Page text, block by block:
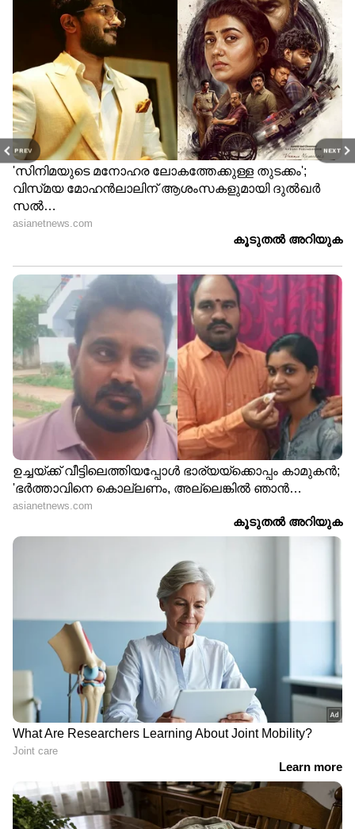
PREV NEXT
ദിവസവും കഞ്ഞിവെള്ളം
കുടിക്കുന്നതിന്റെ 5
ആരോഗ്യ ഗുണങ്ങൾ
അമിതമായി ഈ
ഭക്ഷണങ്ങൾ കഴിക്കുന്നത്
വൃക്കകൾ തകരാറിലാവാൻ
കാരണമാകും
സഹായിക്കുന്ന ആറ്
പാനീയങ്ങൾ
ഗത്തിലാക്കുന്നതിന്
സഹായിക്കുന്ന മുട്ട
കൊണ്ടുള്ള ഹെയർ
പാക്കുകൾ
വാഹനമോടിച്ചു;ഇന്‍ഫ്ലുവന്‍സര്‍
ഹെലന്‍ ഓഫ് സ്പാര്‍ട്ടയുടെ
ലൈസന്‍സ് സസ്പെന്‍ഡ് ചെയ്തു
'ഇനിയൊരു ദുരന്തം വരുമ്പോൾ
നമ്മുക്ക് എന്തു ചെയ്യണമെന്ന്
പോലും അറിയാത്ത